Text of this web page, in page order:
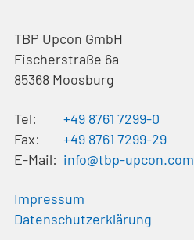
TBP Upcon GmbH
Fischerstraße 6a
85368 Moosburg
Tel:
+49 8761 7299-0
Fax:
+49 8761 7299-29
E-Mail: info@tbp-upcon.com
Impressum
Datenschutzerklärung